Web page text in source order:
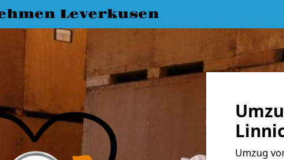
Leverkusen
Umzug